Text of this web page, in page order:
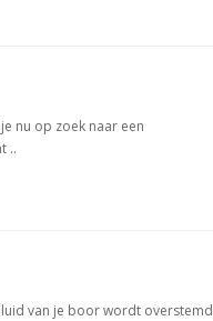
nu op zoek naar een
..
van je boor wordt overstemd